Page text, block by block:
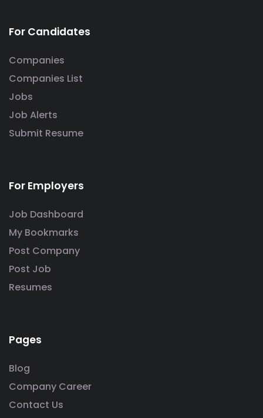
For Candidates
Companies
Companies List
Jobs
Job Alerts
Submit Resume
For Employers
Job Dashboard
My Bookmarks
Post Company
Post Job
Resumes
Pages
Blog
Company Career
Contact Us